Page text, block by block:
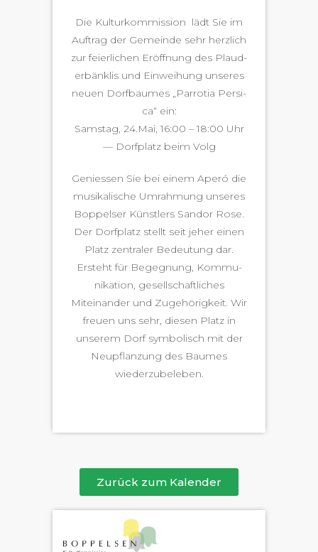
Die Kul­turkom­mis­sion lädt Sie im
Auf­trag der Gemeinde sehr her­zlich
zur feier­lichen Eröff­nung des Plaud­
er­bän­klis und Ein­wei­hung unseres
neuen Dorf­baumes „Par­ro­tia Per­si­
ca“ ein:
Sam­stag, 24.Mai, 16:00 – 18:00 Uhr
— Dorf­platz beim Volg
Geniessen Sie bei einem Aperó die
musikalis­che Umrah­mung unseres
Bop­pelser Kün­stlers San­dor Rose.
Der Dorf­platz stellt seit jeher einen
Platz zen­traler Bedeu­tung dar.
Erste­ht für Begeg­nung, Kom­mu­
nika­tion, gesellschaftlich­es
Miteinan­der und Zuge­hörigkeit. Wir
freuen uns sehr, diesen Platz in
unserem Dorf sym­bol­isch mit der
Neupflanzung des Baumes
wiederzubeleben.
Zurück zum Kalender